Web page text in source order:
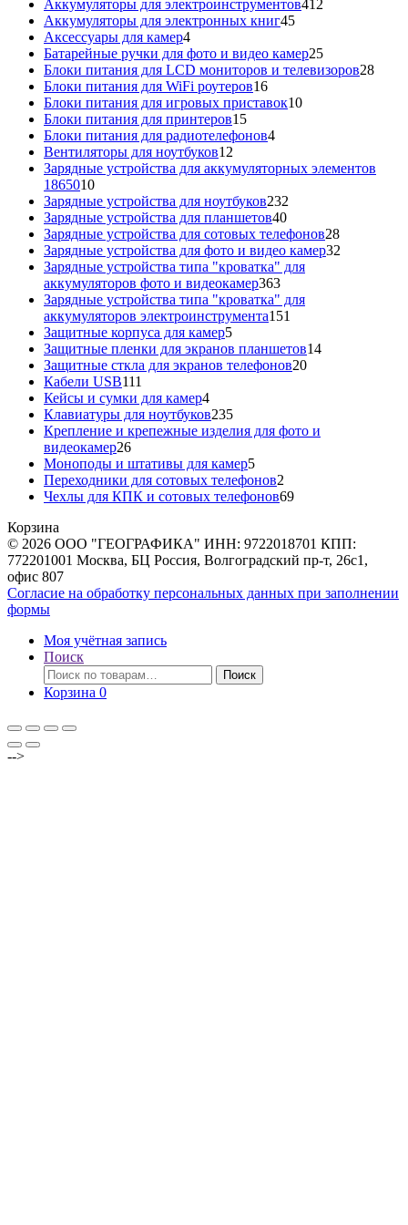
Аккумуляторы для электроинструментов412
Аккумуляторы для электронных книг4545
Аксессуары для камер44
товара
Батарейные ручки для фото и видео камер2525
товаров
Блоки питания для LCD мониторов и телевизоров2828
Блоки питания для WiFi роутеров1616
товаров
Блоки питания для игровых приставок1010
Блоки питания для принтеров1515
товаров
Блоки питания для радиотелефонов44
Вентиляторы для ноутбуков12
товаров
Зарядные устройства для аккумуляторных элементов
186501010
товаров
Зарядные устройства для ноутбуков232
Зарядные устройства для планшетов4040
товаров
Зарядные устройства для сотовых телефонов2828
товаров
Зарядные устройства для фото и видео камер32
Зарядные устройства типа "кроватка" для
аккумуляторов фото и видеокамер363363
товара
Зарядные устройства типа "кроватка" для
аккумуляторов электроинструмента151
Защитные корпуса для камер55
товаров
Защитные пленки для экранов планшетов1414
Защитные сткла для экранов телефонов2020
Кабели USB111
товаров
Кейсы и сумки для камер44
товара
Клавиатуры для ноутбуков235235
товаров
Крепление и крепежные изделия для фото и
видеокамер2626
товаров
Моноподы и штативы для камер55
товаров
Переходники для сотовых телефонов2
товара
Чехлы для КПК и сотовых телефонов6969
Корзина
© 2026 ООО "ГЕОГРАФИКА" ИНН: 9722018701 КПП:
772201001 Москва, БЦ Россия, Волгоградский пр-т, 26с1,
офис 807
Согласие на обработку персональных данных при заполнении
формы
Моя учётная запись
Поиск
Искать:
Поиск
Корзина 0
-->